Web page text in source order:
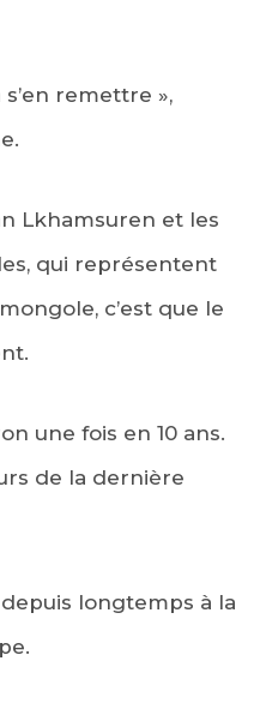
s’en remettre »,
Lkhamsuren et les
qui représentent
c’est que le
une fois en 10 ans.
de la dernière
longtemps à la